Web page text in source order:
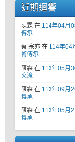
近期迴響
陳霖 在 114年04月
傳承
蔡 宗亦 在 114年04
術傳承
陳霖 在 113年05月
交流
陳霖 在 113年09月
傳承
陳霖 在 113年05月
傳承